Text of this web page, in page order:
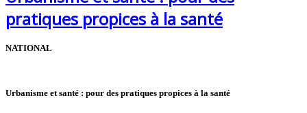
pratiques propices à la santé
NATIONAL
Urbanisme et santé : pour des pratiques propices à la santé